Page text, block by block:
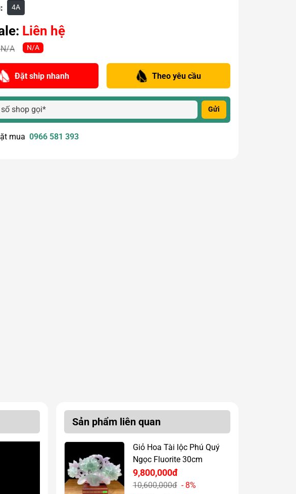
4A
Liên hệ
N/A N/A
Đặt ship nhanh Theo yêu cầu
Gửi
mua 0966 581 393
Sản phẩm liên quan
Giỏ Hoa Tài lộc Phú Quý
Ngọc Fluorite 30cm
9,800,000đ
10,600,000đ - 8%